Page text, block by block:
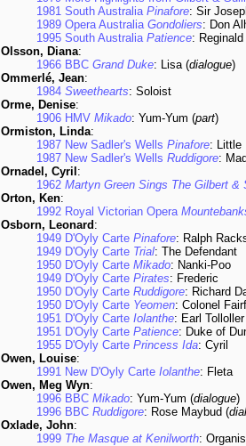
1981 South Australia Pinafore: Sir
1989 Opera Australia Gondoliers: Don
1995 South Australia Patience:
Olsson, Diana:
1966 BBC Grand Duke: Lisa (dialogue)
Ommerlé, Jean:
1984 Sweethearts: Soloist
Orme, Denise:
1906 HMV Mikado: Yum-Yum (part)
Ormiston, Linda:
1987 New Sadler's Wells Pinafore: Little
1987 New Sadler's Wells Ruddigore:
Ornadel, Cyril :
1962 Martyn Green Sings The Gilbert &
Orton, Ken:
1992 Royal Victorian Opera
Osborn, Leonard :
1949 D'Oyly Carte Pinafore: Ralph
1949 D'Oyly Carte Trial: The Defendant
1950 D'Oyly Carte Mikado: Nanki-Poo
1949 D'Oyly Carte Pirates: Frederic
1950 D'Oyly Carte Ruddigore: Richard
1950 D'Oyly Carte Yeomen: Colonel
1951 D'Oyly Carte Iolanthe: Earl Tolloller
1951 D'Oyly Carte Patience: Duke of
1955 D'Oyly Carte Princess Ida: Cyril
Owen, Louise:
1991 New D'Oyly Carte Iolanthe: Fleta
Owen, Meg Wyn:
1996 BBC Mikado: Yum-Yum (dialogue)
1996 BBC Ruddigore: Rose Maybud (
Oxlade, John:
1999 The Masque at Kenilworth: